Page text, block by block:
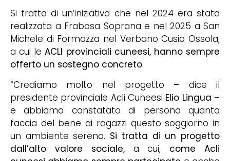
Si tratta di un’iniziativa che nel 2024 era stata
realizzata a Frabosa Soprana e nel 2025 a San
Michele di Formazza nel Verbano Cusio Ossola,
a cui leACLI provinciali cuneesi, hanno sempre
offerto un sostegno concreto.
“Crediamo molto nel progetto – dice il
presidente provinciale Acli Cuneesi Elio Lingua –
e abbiamo constatato di persona quanto
faccia del bene ai ragazzi questo soggiorno in
un ambiente sereno. Si tratta di un progetto
dall’alto valore sociale,a cui, come Acli